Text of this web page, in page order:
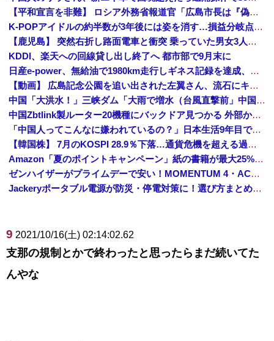
【平和宣言を非難】 ロシア外務省報道官「広島市長は『偽りの呪文』繰り返している」
K-POPアイドルの約半数が3年後には姿を消す…損益分岐点突破は4％未満
【鹿児島】 突然右折し路面電車と衝突 乗っていた男女3人は車を放置しダッシュで逃走中
KDDI、楽天への回線貸し出し終了へ 都市部で9月末に
日産e-power、無給油で1980km走行しギネス記録を達成、無駄な発電や送電ロスなくEVよりエコを証明
【動画】 広島記念公園を追い出された左翼さん、流石にキモすぎて炎上
中国「大洪水！」三峡ダム「大雨で増水（台風直撃前」中国ダム「緊急放流！」中国鉄道「列車が走行中に流される」中国避難所「支援物資は有料です」謎の勢力「え」→
中国Zbtlink製ルーター20機種にバックドア見つかる 外部から完全制御のおそれ
「中国人ってこんなに嫌われているの？」日本生活9年目で明かす本心！
【韓国株】 7月のKOSPI 28.9％下落…通貨危機を超える過去最大の下げ幅
Amazon「夏のポイントキャンペーン」紙の書籍が最大25%ポイント還元 対象と条件を整理（2026年7月）
ゼンハイザーがプライムデーで安い！MOMENTUM 4・ACCENTUMなど対象モデルまとめ！
Jackeryポータブル電源が防災・停電対策に！選び方まとめ【プライムデー最終日】
9 2021/10/16(土) 02:14:02.62
支那の規制とかで終わったと思ったらまだ続いてた
んやな